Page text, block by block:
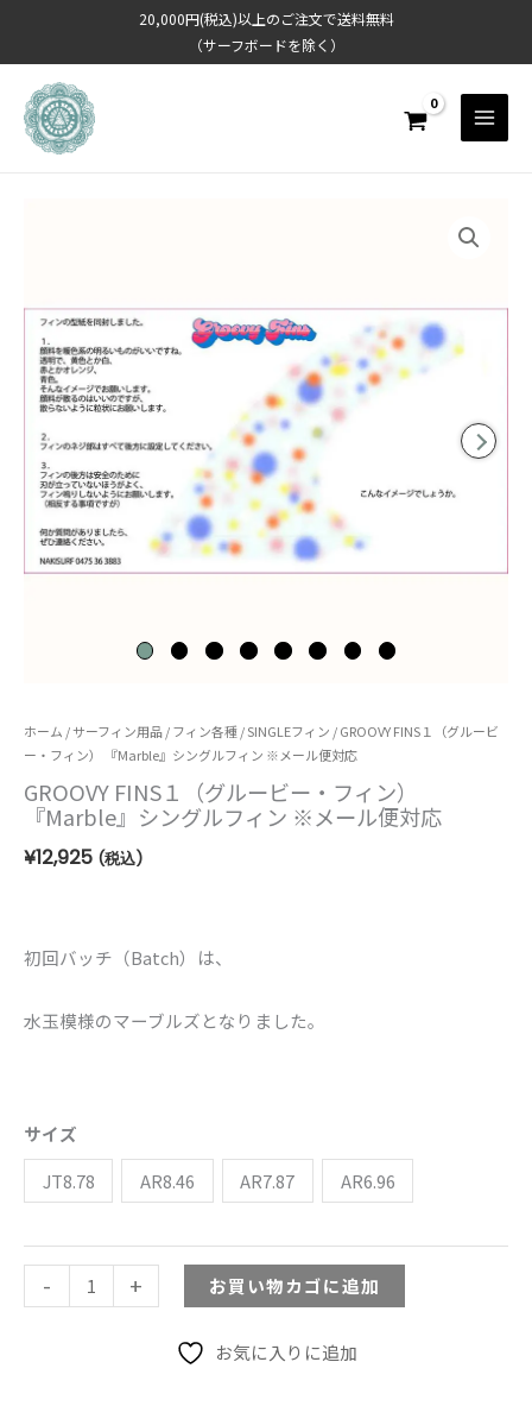
20,000円(税込)以上のご注文で送料無料
（サーフボードを除く）
ホーム /サーフィン用品/フィン各種/SINGLEフィン / GROOVY FINS１（グルービ
ー・フィン） 『Marble』シングルフィン ※メール便対応
GROOVY FINS１（グルービー・フィン）
『Marble』シングルフィン ※メール便対応
¥12,925 (税込)
初回バッチ（Batch）は、
水玉模様のマーブルズとなりました。
サイズ
JT8.78
AR8.46 AR7.87 AR6.96
-
GROOVY
FINS
１
（グ
ル
ー・
ィ
ン
フ
ン
+ お買い物カゴに追加
お気に入りに追加